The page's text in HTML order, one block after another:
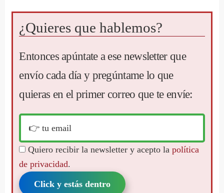
¿Quieres que hablemos?
Entonces apúntate a ese newsletter que
envío cada día y pregúntame lo que
quieras en el primer correo que te envíe:
Quiero recibir la newsletter y acepto lapolítica
de privacidad.
Click y estás dentro